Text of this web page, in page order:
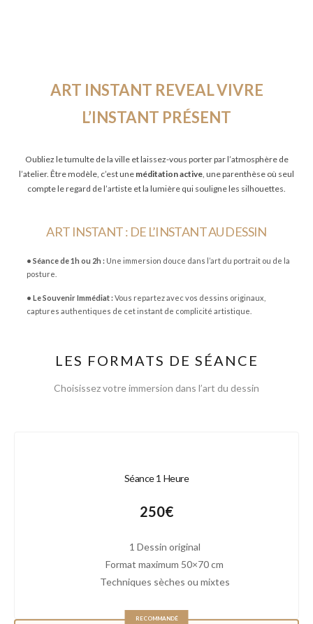
ART INSTANT REVEALVIVRE
L’INSTANT PRÉSENT
Oubliez le tumulte de la ville et laissez-vous porter par l’atmosphère de
l’atelier. Être modèle, c’est une méditation active , une parenthèse où seul
compte le regard de l’artiste et la lumière qui souligne les silhouettes.
ART INSTANT : DE L’INSTANT AU DESSIN
• Séance de 1h ou 2h : Une immersion douce dans l’art du portrait ou de la
posture.
• Le Souvenir Immédiat :Vous repartez avec vos dessins originaux,
captures authentiques de cet instant de complicité artistique.
LES FORMATS DE SÉANCE
Choisissez votre immersion dans l’art du dessin
Séance 1 Heure
250€
1 Dessin original
Format maximum 50×70 cm
Techniques sèches ou mixtes
RECOMMANDÉ